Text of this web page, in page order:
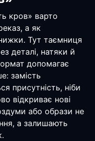
кров» варто
а як
Тут таємниця
деталі, натяки й
допомагає
замість
присутність, ніби
відкриває нові
або образи не
а залишають